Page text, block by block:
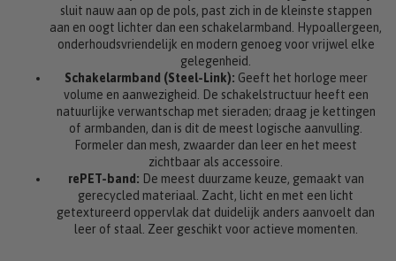
sluit nauw aan op de pols, past zich in de kleinste stappen
aan en oogt lichter dan een schakelarmband. Hypoallergeen,
onderhoudsvriendelijk en modern genoeg voor vrijwel elke
gelegenheid.
Schakelarmband (Steel-Link): Geeft het horloge meer
volume en aanwezigheid. De schakelstructuur heeft een
natuurlijke verwantschap met sieraden; draag je kettingen
of armbanden, dan is dit de meest logische aanvulling.
Formeler dan mesh, zwaarder dan leer en het meest
zichtbaar als accessoire.
rePET-band: De meest duurzame keuze, gemaakt van
gerecycled materiaal. Zacht, licht en met een licht
getextureerd oppervlak dat duidelijk anders aanvoelt dan
leer of staal. Zeer geschikt voor actieve momenten.